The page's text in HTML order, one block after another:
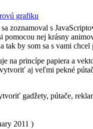
grafiku
zoznamoval s
pomocou nej krásny
tak by som sa s vami
na princípe papiera a
aj veľmi pekné
gadžety, pútače,
2011 )